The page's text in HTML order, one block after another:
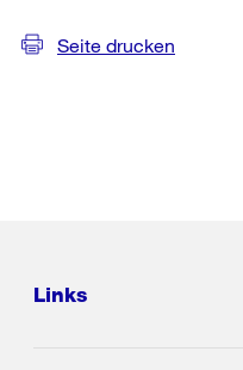
Seite drucken
Links